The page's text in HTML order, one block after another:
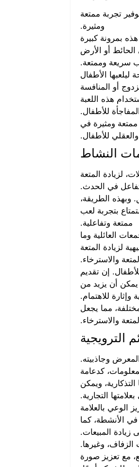
تجربة ممتعة
ومثيرة.
بمرونة كبيرة
أو الأرض
سريعة وممتعة.
ليلعبها الأطفال
أو المنافسة
هذه اللعبة
للأطفال.
ممتعة ومثيرة في
للأطفال.
النشاط
لزيادة المتعة
في الحدث.
وبهذه الطريقة،
بتجربة لعب
ممتعة وتفاعلية.
العائلية وما
لزيادة المتعة
والاسترخاء.
إن تقديم
يمكن أن يزيد من
للاهتمام.
مما يجعل
والاسترخاء.
الترويجية
وجاذبيته.
كدعامة
ويمكن
التجارية.
الوعي بالعلامة
في الأنشطة، كما
المبيعات.
الزفاف، وغيرها.
مع تعزيز صورة